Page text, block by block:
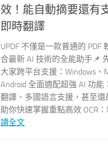
效！能自動摘要還有
即時翻譯
UPDF 不僅是一款普通的 PDF
合最新 AI 技術的全能助手📌
大家跨平台支援：Windows、
Android 全面適配超強 AI 功
翻譯、多國語言支援，甚至還
助你快速掌握重點高效 OCR：
讀全文